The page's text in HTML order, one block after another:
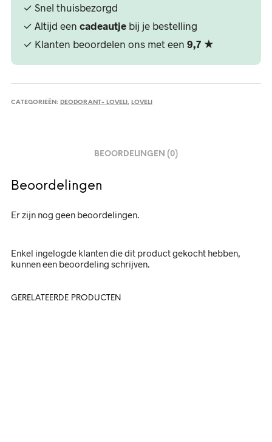
✓ Snel thuisbezorgd
✓ Altijd een cadeautje bij je bestelling
✓ Klanten beoordelen ons met een 9,7 ★
CATEGORIEËN: DEODORANT- LOVELI , LOVELI
BEOORDELINGEN (0)
Beoordelingen
Er zijn nog geen beoordelingen.
Enkel ingelogde klanten die dit product gekocht hebben,
kunnen een beoordeling schrijven.
GERELATEERDE PRODUCTEN